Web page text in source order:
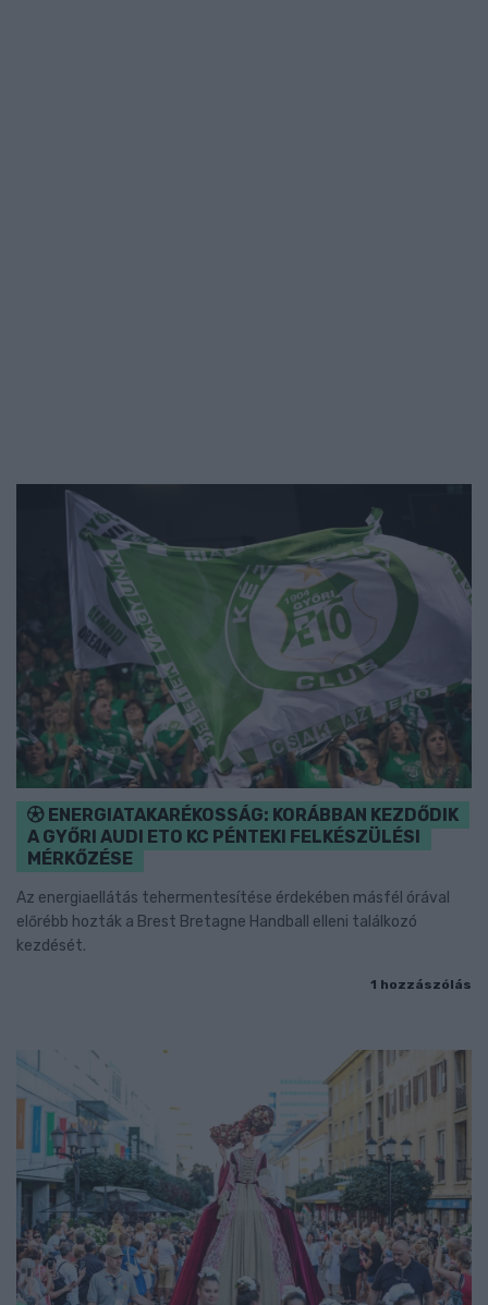
ENERGIATAKARÉKOSSÁG: KORÁBBAN KEZDŐDIK
A GYŐRI AUDI ETO KC PÉNTEKI FELKÉSZÜLÉSI
MÉRKŐZÉSE
Az energiaellátás tehermentesítése érdekében másfél órával
előrébb hozták a Brest Bretagne Handball elleni találkozó
kezdését.
1 hozzászólás